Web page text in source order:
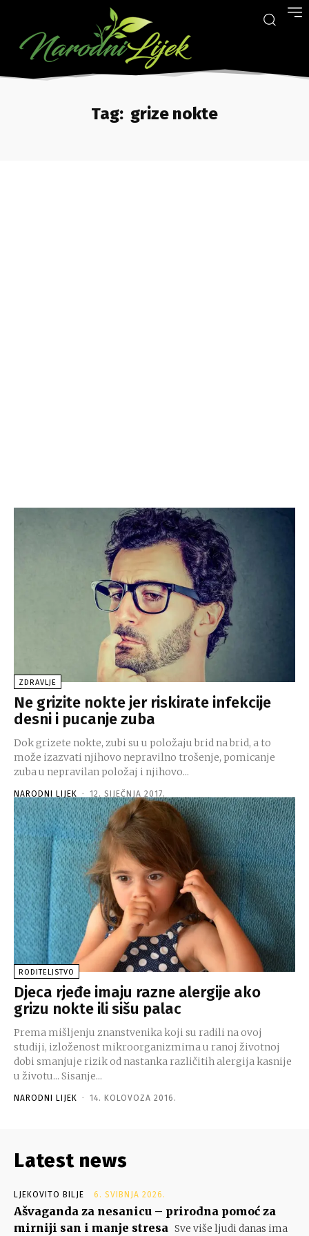
Tag: grize nokte
ZDRAVLJE
Ne grizite nokte jer riskirate infekcije
desni i pucanje zuba
Dok grizete nokte, zubi su u položaju brid na brid, a to
može izazvati njihovo nepravilno trošenje, pomicanje
zuba u nepravilan položaj i njihovo...
NARODNI LIJEK - 12. SIJEČNJA 2017.
RODITELJSTVO
Djeca rjeđe imaju razne alergije ako
grizu nokte ili sišu palac
Prema mišljenju znanstvenika koji su radili na ovoj
studiji, izloženost mikroorganizmima u ranoj životnoj
dobi smanjuje rizik od nastanka različitih alergija kasnije
u životu... Sisanje...
NARODNI LIJEK - 14. KOLOVOZA 2016.
Latest news
LJEKOVITO BILJE 6. SVIBNJA 2026.
Ašvaganda za nesanicu – prirodna pomoć za
mirniji san i manje stresa Sve više ljudi danas ima